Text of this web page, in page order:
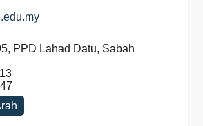
PPD Lahad Datu, Sabah